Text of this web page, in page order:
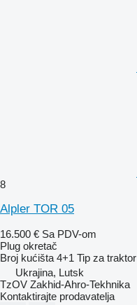
8
Alpler TOR 05
16.500 € Sa PDV-om
Plug okretač
Broj kućišta 4+1 Tip za traktor
Ukrajina, Lutsk
TzOV Zakhid-Ahro-Tekhnika
Kontaktirajte prodavatelja